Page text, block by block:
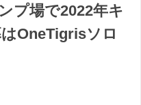
プ場で2022年キ
OneTigrisソロ